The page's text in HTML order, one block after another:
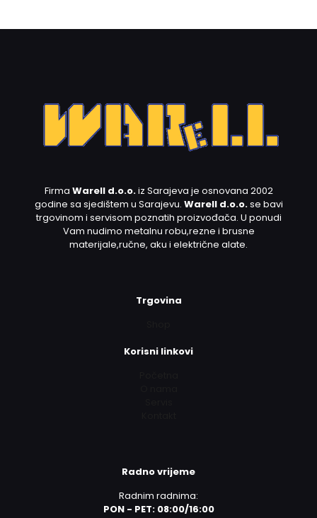
Firma Warell d.o.o.iz Sarajeva je osnovana 2002
godine sa sjedištem u Sarajevu. Warell d.o.o.se bavi
trgovinom i servisom poznatih proizvođača. U ponudi
Vam nudimo metalnu robu,rezne i brusne
materijale,ručne, aku i električne alate.
Trgovina
Korisni linkovi
Radno vrijeme
Radnim radnima:
PON - PET: 08:00/16:00